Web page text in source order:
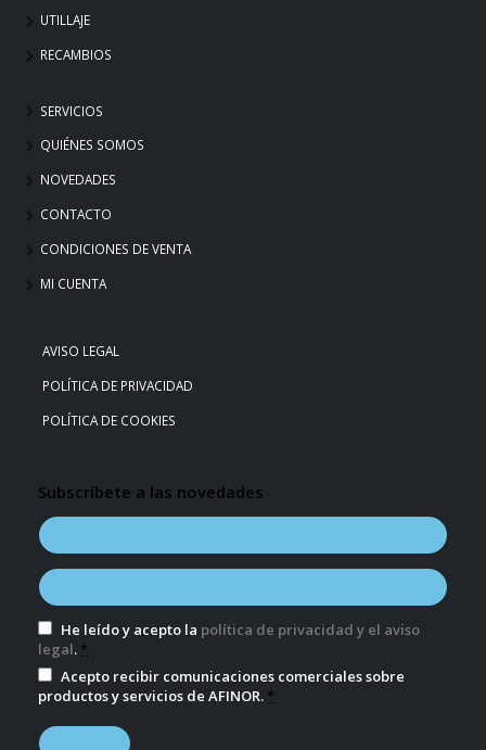
UTILLAJE
RECAMBIOS
SERVICIOS
QUIÉNES SOMOS
NOVEDADES
CONTACTO
CONDICIONES DE VENTA
MI CUENTA
AVISO LEGAL
POLÍTICA DE PRIVACIDAD
POLÍTICA DE COOKIES
Subscríbete a las novedades
He leído y acepto la política de privacidad y el aviso
legal. *
Acepto recibir comunicaciones comerciales sobre
productos y servicios de AFINOR. *